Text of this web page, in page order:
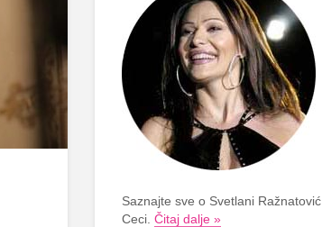
Saznajte sve o Svetlani Ražnatović
Ceci. Čitaj dalje »